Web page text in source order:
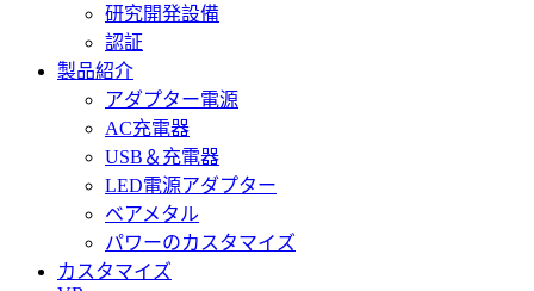
研究開発設備
認証
製品紹介
アダプター電源
AC充電器
USB＆充電器
LED電源アダプター
ベアメタル
パワーのカスタマイズ
カスタマイズ